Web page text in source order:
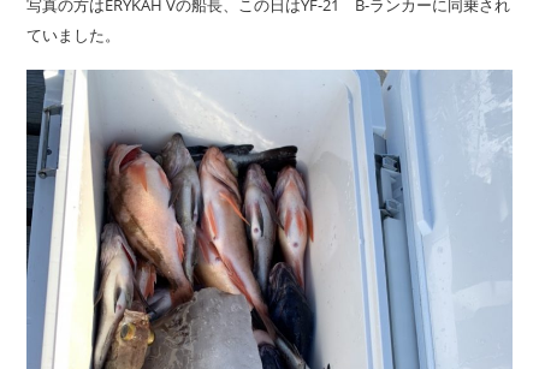
写真の方はERYKAH Vの船長、この日はYF-21 B-ランカーに同乗され
ていました。